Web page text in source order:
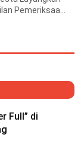
Pemeriksaan
Full” di